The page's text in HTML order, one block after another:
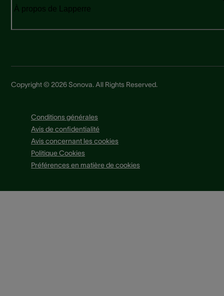
À propos de Lapperre
Copyright © 2026 Sonova. All Rights Reserved.
Conditions générales
Avis de confidentialité
Avis concernant les cookies
Politique Cookies
Préférences en matière de cookies